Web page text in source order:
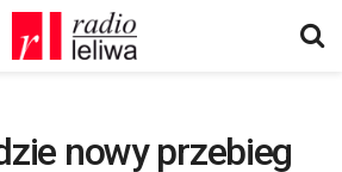
nowy przebieg